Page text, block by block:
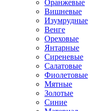
Оранжевые
Вишневые
Изумрудные
Венге
Ореховые
Янтарные
Сиреневые
Салатовые
Фиолетовые
Мятные
Золотые
Синие